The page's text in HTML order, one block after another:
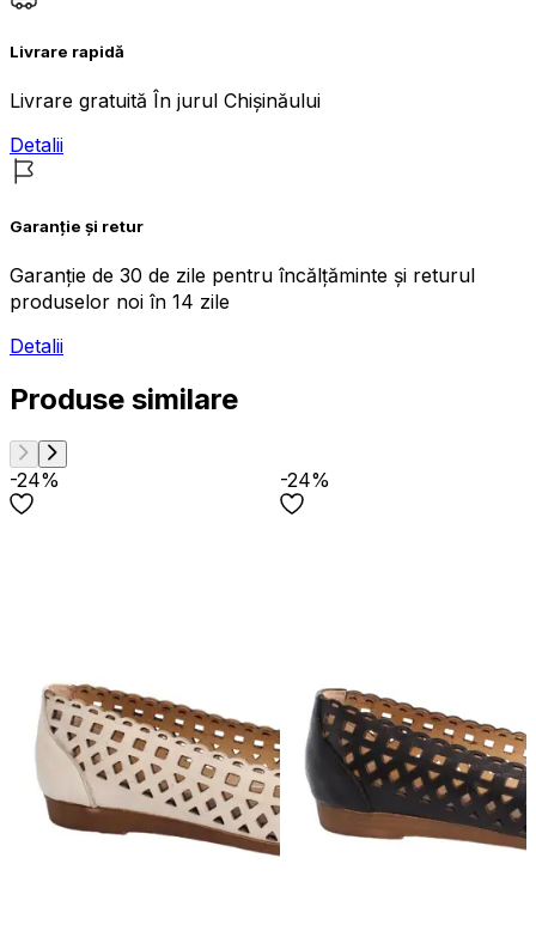
Livrare rapidă
Livrare gratuită În jurul Chișinăului
Detalii
Garanție și retur
Garanție de 30 de zile pentru încălțăminte și returul
produselor noi în 14 zile
Detalii
Produse similare
-24% -24%